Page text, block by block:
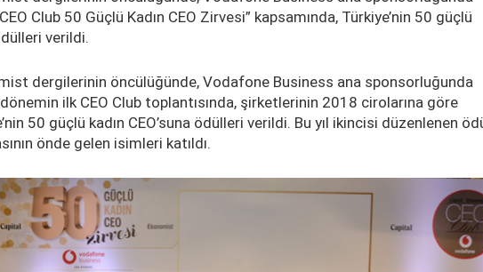
Club 50 Güçlü Kadın CEO Zirvesi” kapsamında, Türkiye’nin 50 güçlü
verildi.
dergilerinin öncülüğünde, Vodafone Business ana sponsorluğunda
ilk CEO Club toplantısında, şirketlerinin 2018 cirolarına göre
50 güçlü kadın CEO’suna ödülleri verildi. Bu yıl ikincisi düzenlenen
önde gelen isimleri katıldı.